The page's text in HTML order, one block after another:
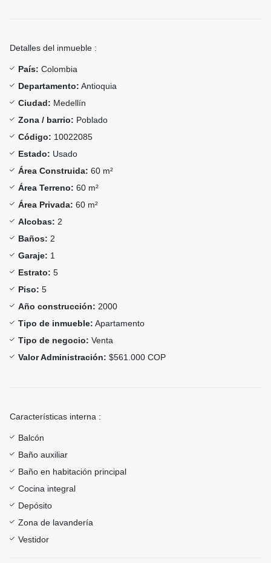
Detalles del inmueble :
País: Colombia
Departamento: Antioquia
Ciudad: Medellín
Zona / barrio: Poblado
Código: 10022085
Estado: Usado
Área Construida: 60 m²
Área Terreno: 60 m²
Área Privada: 60 m²
Alcobas: 2
Baños: 2
Garaje: 1
Estrato: 5
Piso: 5
Año construcción: 2000
Tipo de inmueble: Apartamento
Tipo de negocio: Venta
Valor Administración: $561.000 COP
Características interna :
Balcón
Baño auxiliar
Baño en habitación principal
Cocina integral
Depósito
Zona de lavandería
Vestidor